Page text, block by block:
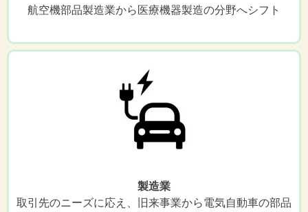
航空機部品製造業から医療機器製造の分野へシフト
製造業
取引先のニーズに応え、旧来事業から電気自動車の部品